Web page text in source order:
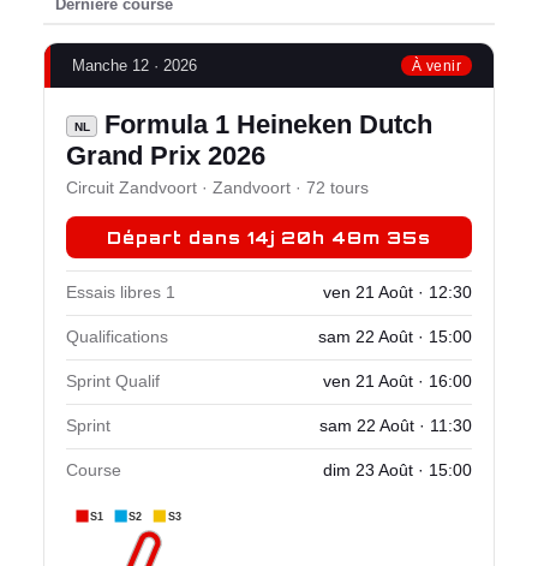
Dernière course
Manche 12 · 2026 À venir
NL
Formula 1 Heineken Dutch
Grand Prix 2026
Circuit Zandvoort · Zandvoort · 72 tours
Départ dans 14j 20h 48m 35s
Essais libres 1 ven 21 Août · 12:30
Qualifications sam 22 Août · 15:00
Sprint Qualif ven 21 Août · 16:00
Sprint sam 22 Août · 11:30
Course dim 23 Août · 15:00
S1 S2 S3